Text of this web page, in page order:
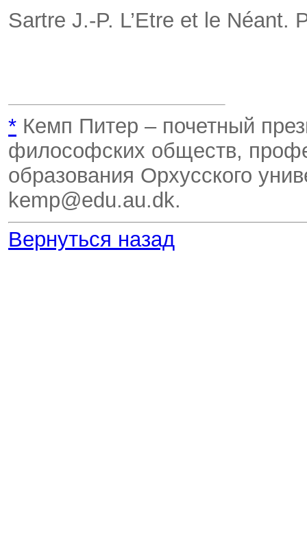
Sartre J.-P. L’Etre et le Néant.
* Кемп Питер – почетный
философских обществ,
образования Орхусского
kemp@edu.au.dk.
Вернуться назад